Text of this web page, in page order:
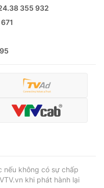
video
động sản
355 932
nếu không có sự chấp
khi phát hành lại